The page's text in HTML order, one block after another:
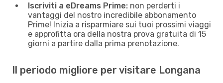
Iscriviti a eDreams Prime: non perderti i
vantaggi del nostro incredibile abbonamento
Prime! Inizia a risparmiare sui tuoi prossimi viaggi
e approfitta ora della nostra prova gratuita di 15
giorni a partire dalla prima prenotazione.
Il periodo migliore per visitare Longana